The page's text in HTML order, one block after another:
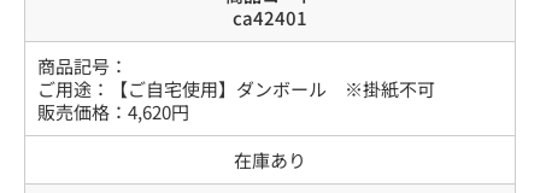
ca42401
商品記号：
ご用途 ：
【ご自宅使用】ダンボール ※掛紙不可
販売価格： 4,620円
在庫あり